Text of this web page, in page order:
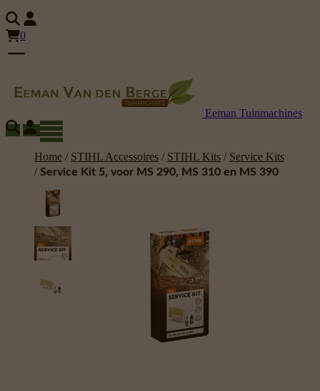
0
Eeman Tuinmachines
Home / STIHL Accessoires / STIHL Kits / Service Kits
/ Service Kit 5, voor MS 290, MS 310 en MS 390